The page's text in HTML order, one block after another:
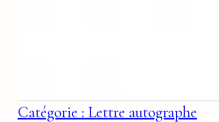
Catégorie : Lettre autographe